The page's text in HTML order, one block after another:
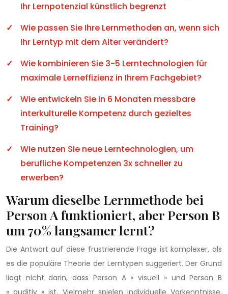
Ihr Lernpotenzial künstlich begrenzt
Wie passen Sie Ihre Lernmethoden an, wenn sich
Ihr Lerntyp mit dem Alter verändert?
Wie kombinieren Sie 3-5 Lerntechnologien für
maximale Lerneffizienz in Ihrem Fachgebiet?
Wie entwickeln Sie in 6 Monaten messbare
interkulturelle Kompetenz durch gezieltes
Training?
Wie nutzen Sie neue Lerntechnologien, um
berufliche Kompetenzen 3x schneller zu
erwerben?
Warum dieselbe Lernmethode bei
Person A funktioniert, aber Person B
um 70% langsamer lernt?
Die Antwort auf diese frustrierende Frage ist komplexer, als
es die populäre Theorie der Lerntypen suggeriert. Der Grund
liegt nicht darin, dass Person A « visuell » und Person B